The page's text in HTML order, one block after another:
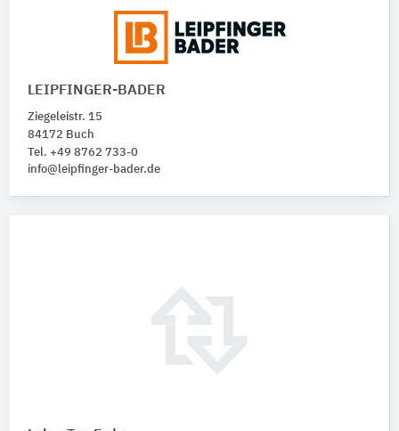
LEIPFINGER-BADER
Ziegeleistr. 15
84172 Buch
Tel. +49 8762 733-0
info@leipfinger-bader.de